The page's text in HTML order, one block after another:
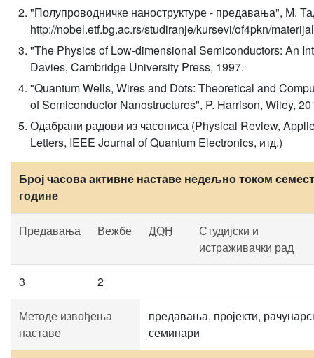
"Полупроводничке наноструктуре - предавања", М.
http://nobel.etf.bg.ac.rs/studiranje/kursevi/of4pkn/
"The Physics of Low-dimensional Semiconductors: An
Davies, Cambridge University Press, 1997.
"Quantum Wells, Wires and Dots: Theoretical and
of Semiconductor Nanostructures", P. Harrison, Wiley,
Одабрани радови из часописа (Physical Review,
Letters, IEEE Journal of Quantum Electronics, итд.)
Број часова активне наставе недељно током
године
Предавања Вежбе ДОН
Студијски и
истраживачки рад
3 2
Методе извођења
наставе
предавања, пројекти,
семинари